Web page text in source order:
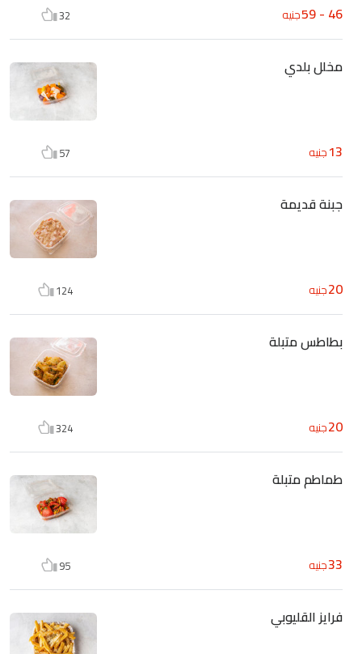
46 - 59 جنيه 32
مخلل بلدي
13جنيه 57
جبنة قديمة
20جنيه 124
بطاطس متبلة
20جنيه 324
طماطم متبلة
33جنيه 95
فرايز القليوبي